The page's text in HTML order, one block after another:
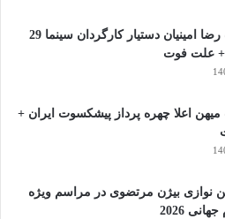
درگذشت رضا امینیان دستیار کارگردان سینما 29
اعلا چهره پرداز پیشکسوت ایران +
نوازی بیژن مرتضوی در مراسم ویژه
2026